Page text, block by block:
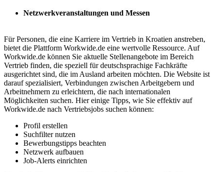
Netzwerkveranstaltungen und Messen
Für Personen, die eine Karriere im Vertrieb in Kroatien anstreben,
bietet die Plattform Workwide.de eine wertvolle Ressource. Auf
Workwide.de können Sie aktuelle Stellenangebote im Bereich
Vertrieb finden, die speziell für deutschsprachige Fachkräfte
ausgerichtet sind, die im Ausland arbeiten möchten. Die Website ist
darauf spezialisiert, Verbindungen zwischen Arbeitgebern und
Arbeitnehmern zu erleichtern, die nach internationalen
Möglichkeiten suchen. Hier einige Tipps, wie Sie effektiv auf
Workwide.de nach Vertriebsjobs suchen können:
Profil erstellen
Suchfilter nutzen
Bewerbungstipps beachten
Netzwerk aufbauen
Job-Alerts einrichten